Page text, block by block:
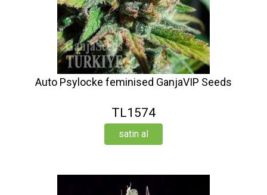
Auto Psylocke feminised GanjaVIP Seeds
TL1574
satin al